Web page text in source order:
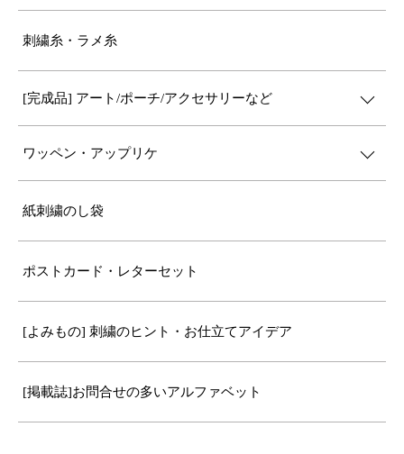
刺繍糸・ラメ糸
[完成品] アート/ポーチ/アクセサリーなど
ワッペン・アップリケ
紙刺繍のし袋
ポストカード・レターセット
[よみもの] 刺繍のヒント・お仕立てアイデア
[掲載誌]お問合せの多いアルファベット